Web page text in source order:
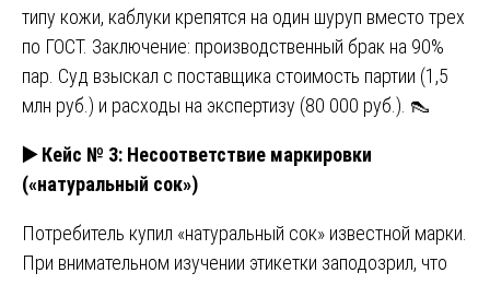
типу кожи, каблуки крепятся на один шуруп вместо трех
по ГОСТ. Заключение: производственный брак на 90%
пар. Суд взыскал с поставщика стоимость партии (1,5
млн руб.) и расходы на экспертизу (80 000 руб.). 👠
▶️Кейс № 3: Несоответствие маркировки
(«натуральный сок»)
Потребитель купил «натуральный сок» известной марки.
При внимательном изучении этикетки заподозрил, что